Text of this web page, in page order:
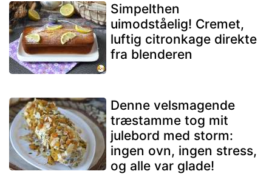
Simpelthen
uimodståelig! Cremet,
luftig citronkage direkte
fra blenderen
Denne velsmagende
træstamme tog mit
julebord med storm:
ingen ovn, ingen stress,
og alle var glade!